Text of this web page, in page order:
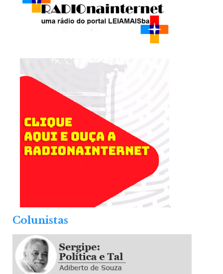
.
Colunistas